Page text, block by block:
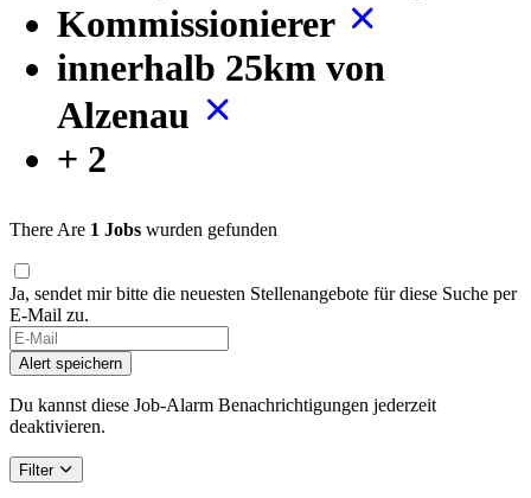
Kommissionierer
innerhalb 25km von
Alzenau
+ 2
There Are 1 Jobs wurden gefunden
Ja, sendet mir bitte die neuesten Stellenangebote für diese Suche per
E-Mail zu.
If
you
are
a
human,
this
field
Alert speichern
Du kannst diese Job-Alarm Benachrichtigungen jederzeit
deaktivieren.
Filter